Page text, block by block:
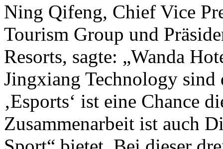
Ning Qifeng, Chief Vice
Tourism Group und
Resorts, sagte: „Wanda
Jingxiang Technology sind
‚Esports‘ ist eine Chance
Zusammenarbeit ist auch